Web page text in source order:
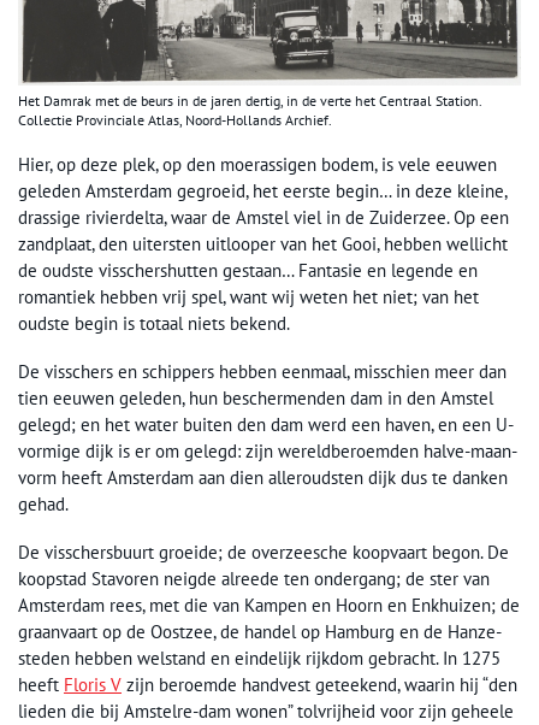
Het Damrak met de beurs in de jaren dertig, in de verte het Centraal Station.
Collectie Provinciale Atlas, Noord-Hollands Archief.
Hier, op deze plek, op den moerassigen bodem, is vele eeuwen
geleden Amsterdam gegroeid, het eerste begin… in deze kleine,
drassige rivierdelta, waar de Amstel viel in de Zuiderzee. Op een
zandplaat, den uitersten uitlooper van het Gooi, hebben wellicht
de oudste visschershutten gestaan… Fantasie en legende en
romantiek hebben vrij spel, want wij weten het niet; van het
oudste begin is totaal niets bekend.
De visschers en schippers hebben eenmaal, misschien meer dan
tien eeuwen geleden, hun beschermenden dam in den Amstel
gelegd; en het water buiten den dam werd een haven, en een U-
vormige dijk is er om gelegd: zijn wereldberoemden halve-maan-
vorm heeft Amsterdam aan dien alleroudsten dijk dus te danken
gehad.
De visschersbuurt groeide; de overzeesche koopvaart begon. De
koopstad Stavoren neigde alreede ten ondergang; de ster van
Amsterdam rees, met die van Kampen en Hoorn en Enkhuizen; de
graanvaart op de Oostzee, de handel op Hamburg en de Hanze-
steden hebben welstand en eindelijk rijkdom gebracht. In 1275
heeft Floris V zijn beroemde handvest geteekend, waarin hij “den
lieden die bij Amstelre-dam wonen” tolvrijheid voor zijn geheele